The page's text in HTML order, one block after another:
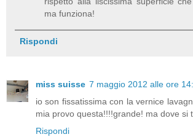
ma funziona!
Rispondi
miss suisse 7 maggio 2012 alle ore
io son fissatissima con la vernice
mia provo questa!!!!grande! ma dove si
Rispondi